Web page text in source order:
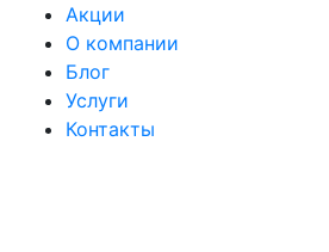
Акции
О компании
Блог
Услуги
Контакты